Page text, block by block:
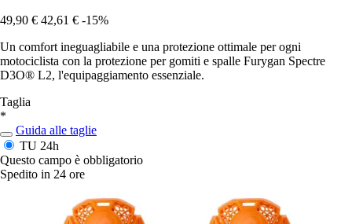
49,90 € 42,61 € -15%
Un comfort ineguagliabile e una protezione ottimale per ogni
motociclista con la protezione per gomiti e spalle Furygan Spectre
D3O® L2, l'equipaggiamento essenziale.
Taglia
*
Guida alle taglie
TU 24h
Questo campo è obbligatorio
Spedito in 24 ore